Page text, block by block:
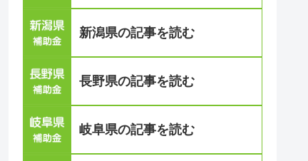
新潟県の記事を読む
長野県の記事を読む
岐阜県の記事を読む